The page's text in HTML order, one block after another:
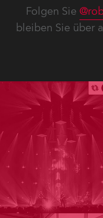
Folgen Sie
bleiben Sie über